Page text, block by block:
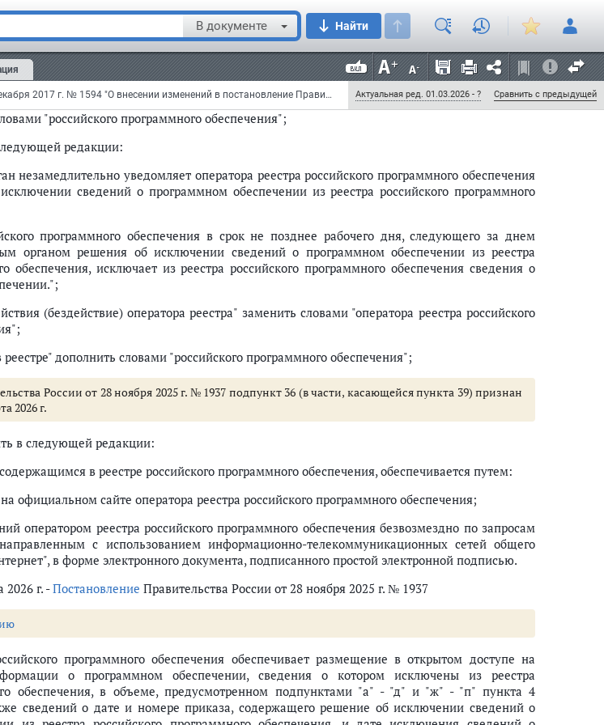
В документе Найти
2015 г. № 1236
Постановление Правительства РФ от 20 декабря 2017 г. № 1594 "О внесении изменений в постановление Правительства Российской Федерации от 16 ноября 2015 г. № 1236" (с изменениями и дополнениями) Актуальная ред. 01.03.2026 - ? Сравнить с предыдущей
права на программное обеспечение к правообладателю, не отвечающему требованиям,
"а" пункта 5 настоящих Правил.";
реестра" дополнить словами "российского программного обеспечения";
"российского программного обеспечения";
редакции:
незамедлительно уведомляет оператора реестра российского программного обеспечения
сведений о программном обеспечении из реестра российского программного
программного обеспечения в срок не позднее рабочего дня, следующего за днем
органом решения об исключении сведений о программном обеспечении из реестра
обеспечения, исключает из реестра российского программного обеспечения сведения о
(бездействие) оператора реестра" заменить словами "оператора реестра российского
реестре" дополнить словами "российского программного обеспечения";
России от 28 ноября 2025 г. № 1937 подпункт 36 (в части, касающейся пункта 39) признан
2026 г.
в следующей редакции:
в реестре российского программного обеспечения, обеспечивается путем:
официальном сайте оператора реестра российского программного обеспечения;
оператором реестра российского программного обеспечения безвозмездно по запросам
с использованием информационно-телекоммуникационных сетей общего
в форме электронного документа, подписанного простой электронной подписью.
2026 г. -Постановление Правительства России от 28 ноября 2025 г. № 1937
программного обеспечения обеспечивает размещение в открытом доступе на
о программном обеспечении, сведения о котором исключены из реестра
обеспечения, в объеме, предусмотренном подпунктами "а" - "д" и "ж" - "п" пункта 4
сведений о дате и номере приказа, содержащего решение об исключении сведений о